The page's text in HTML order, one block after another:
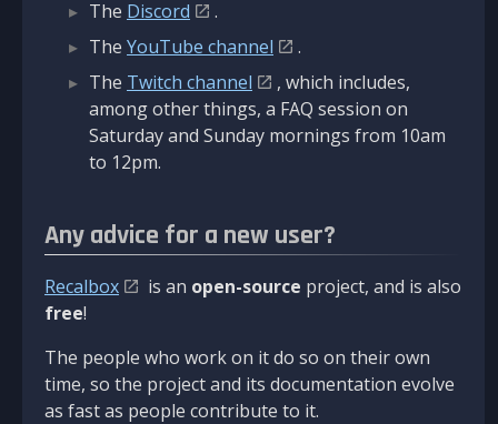
The Discord
.
The YouTube channel
.
The Twitch channel
, which includes,
among other things, a FAQ session on
Saturday and Sunday mornings from 10am
to 12pm.
Any advice for a new user?
Recalbox is an open-source project, and is also
free!
The people who work on it do so on their own
time, so the project and its documentation evolve
as fast as people contribute to it.